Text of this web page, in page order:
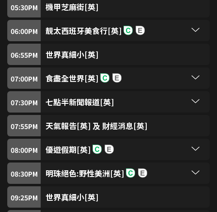
100 SUPER Kids Channel
101 ZooMoo
104 Nickelodeon
Nick Jr
200
201
05:30PM 機甲芝麻街[英]
06:00PM 靚太西班牙美食行[英]
存身份，同時擁抱創新。我們一起了解巴斯克的烹
06:55PM 世界真細小[英]
07:00PM 食盡全世界[英]
傳食譜跟現代的結合。然後薩希走訪衛大廚，看他
07:30PM 七點半新聞報道[英]
07:55PM 天氣報告[英] 及 財經消息[英]
08:00PM 優遊假期[英]
場的倫敦人酒店。然後他們去肯辛頓酒店，品嘗不
同的豪華體驗。其中一項活動是去托定咸熱刺球
08:30PM 明珠絕色:野性美洲[英]
水洞穴發現新的生物。數百萬帝王斑蝶橫越大陸，
09:25PM 世界真細小[英]